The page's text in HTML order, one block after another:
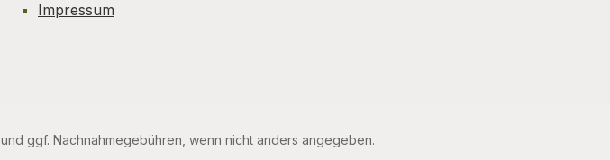
Impressum
und ggf. Nachnahmegebühren, wenn nicht anders angegeben.